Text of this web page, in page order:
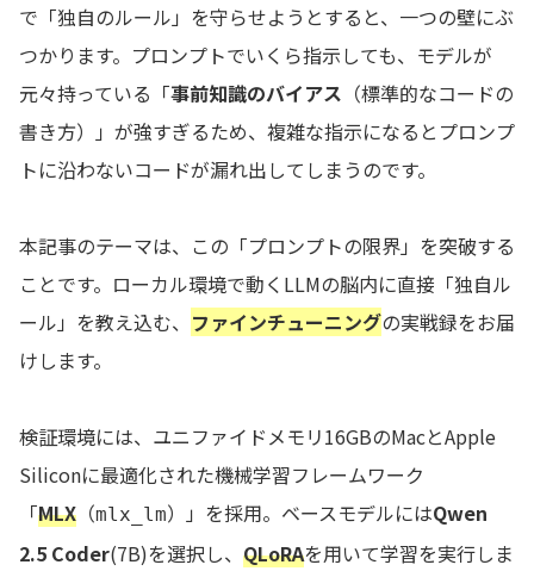
で「独自のルール」を守らせようとすると、一つの壁にぶ
つかります。プロンプトでいくら指示しても、モデルが
元々持っている「事前知識のバイアス （標準的なコードの
書き方）」が強すぎるため、複雑な指示になるとプロンプ
トに沿わないコードが漏れ出してしまうのです。
本記事のテーマは、この「プロンプトの限界」を突破する
ことです。ローカル環境で動くLLMの脳内に直接「独自ル
ール」を教え込む、 ファインチューニングの実戦録をお届
けします。
検証環境には、ユニファイドメモリ16GBのMacとApple
Siliconに最適化された機械学習フレームワーク
「MLX （mlx_lm）」を採用。ベースモデルにはQwen
2.5 Coder(7B)を選択し、 QLoRAを用いて学習を実行しま